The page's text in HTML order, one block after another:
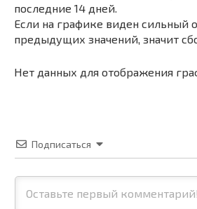
последние 14 дней.
Если на графике виден сильный
предыдущих значений, значит
Нет данных для отображения
Подписаться